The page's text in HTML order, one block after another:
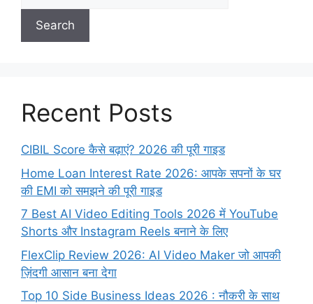
Search
Recent Posts
CIBIL Score कैसे बढ़ाएं? 2026 की पूरी गाइड
Home Loan Interest Rate 2026: आपके सपनों के घर
की EMI को समझने की पूरी गाइड
7 Best AI Video Editing Tools 2026 में YouTube
Shorts और Instagram Reels बनाने के लिए
FlexClip Review 2026: AI Video Maker जो आपकी
ज़िंदगी आसान बना देगा
Top 10 Side Business Ideas 2026 : नौकरी के साथ